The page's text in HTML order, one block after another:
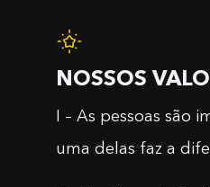
NOSSOS
I – As pessoas são
uma delas faz a